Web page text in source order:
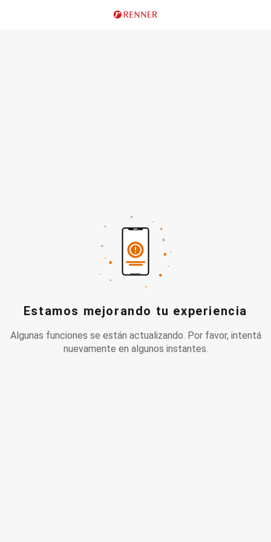
Estamos mejorando tu experiencia
Algunas funciones se están actualizando. Por favor, intentá
nuevamente en algunos instantes.